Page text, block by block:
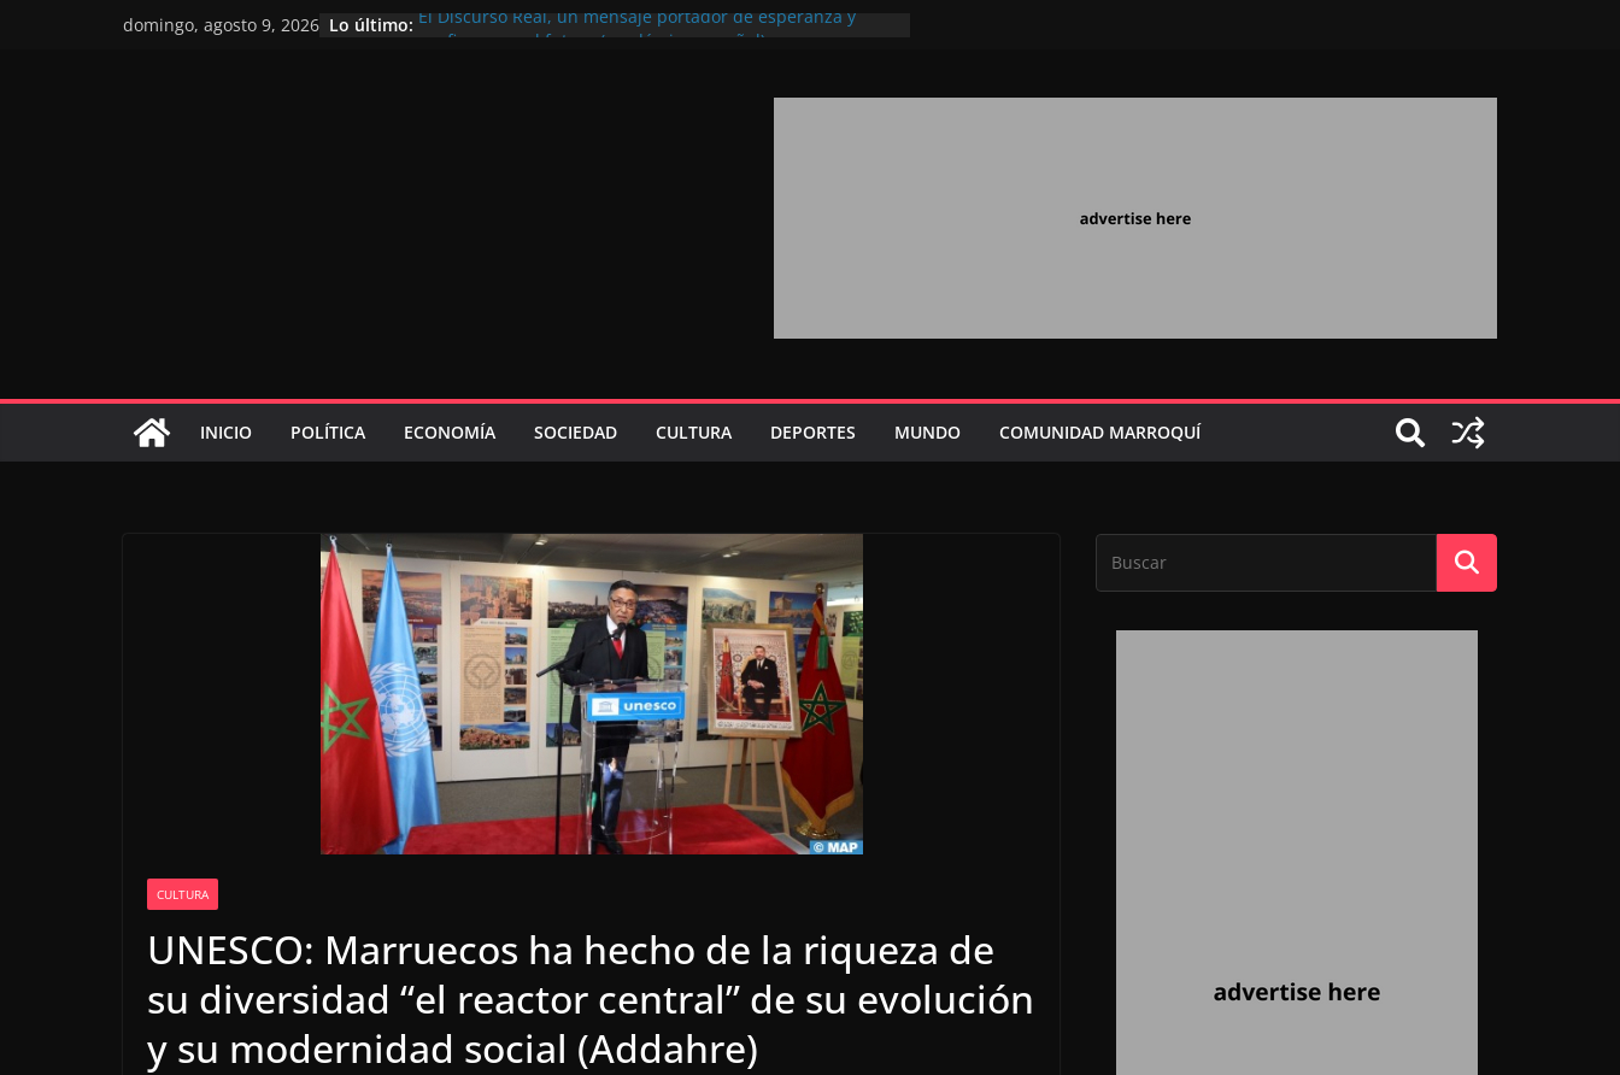
domingo, agosto 9, 2026 Lo último: El Discurso Real, un mensaje portador de esperanza y
Extranjero: al servicio de los grandes proyectos de
INICIO POLÍTICA ECONOMÍA SOCIEDAD CULTURA DEPORTES MUNDO COMUNIDAD MARROQUÍ
CULTURA
UNESCO: Marruecos ha hecho de la riqueza de
su diversidad “el reactor central” de su evolución
y su modernidad social (Addahre)